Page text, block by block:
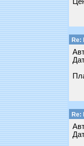
Re:
Re: